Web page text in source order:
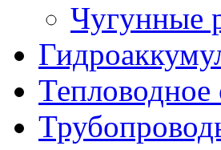
Чугунные
Тепловодное